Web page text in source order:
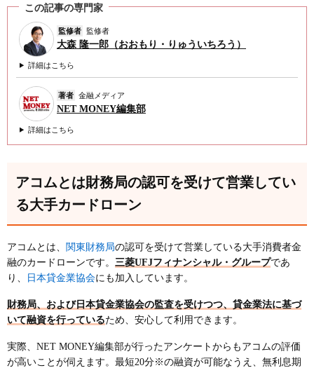
ほかの住宅ローンやカードローンに影響がでる
アコムの良い評判・口コミ
審査がスムーズで初心者でも簡単に行える
オペレーターが親切で安心できる
バレずに借入れできる
無利息期間があるため金利負担なく借りられる
融資スピードが早い
アコムの利用が向いている人
お金を今すぐ借りたい人
30日以内にお金を返す予定の人
アコムは金利を抑えたい人には向いていない
スピードより金利の低さを重視する人
生活保護を受けている人や無職の人
プロミス、レイク、アイフル、SMBCモビットと比
較してみた
この記事の専門家
監修者 監修者
大森 隆一郎（おおもり・りゅういちろう）
詳細はこちら
著者 金融メディア
NET MONEY編集部
詳細はこちら
アコムとは財務局の認可を受けて営業してい
る大手カードローン
アコムとは、 関東財務局の認可を受けて営業している大手消費者金
融のカードローンです。 三菱UFJフィナンシャル・グループであ
り、
日本貸金業協会にも加入しています。
財務局、および日本貸金業協会の監査を受けつつ、 貸金業法に基づ
いて融資を行っているため、安心して利用できます。
実際、NET MONEY編集部が行ったアンケートからもアコムの評価
が高いことが伺えます。最短20分※の融資が可能なうえ、無利息期